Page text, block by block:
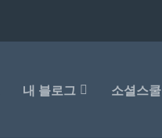
내 블로그 소셜스쿨